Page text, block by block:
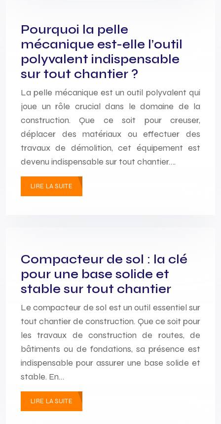
Pourquoi la pelle
mécanique est-elle l’outil
polyvalent indispensable
sur tout chantier ?
La pelle mécanique est un outil polyvalent qui
joue un rôle crucial dans le domaine de la
construction. Que ce soit pour creuser,
déplacer des matériaux ou effectuer des
travaux de démolition, cet équipement est
devenu indispensable sur tout chantier….
LIRE LA SUITE
Compacteur de sol : la clé
pour une base solide et
stable sur tout chantier
Le compacteur de sol est un outil essentiel sur
tout chantier de construction. Que ce soit pour
les travaux de construction de routes, de
bâtiments ou de fondations, sa présence est
indispensable pour assurer une base solide et
stable. En…
LIRE LA SUITE